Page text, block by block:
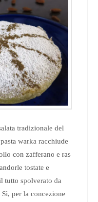
tradizionale del
warka racchiude
con zafferano e ras
tostate e
tutto spolverato da
per la concezione